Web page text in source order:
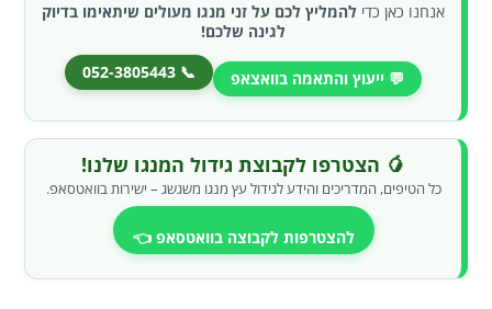
אנחנו כאן כדי להמליץ לכם על זני מנגו מעולים שיתאימו בדיוק
לגינה שלכם!
💬 ייעוץ והתאמה בוואצאפ 📞 052-3805443
🥭 הצטרפו לקבוצת גידול המנגו שלנו!
כל הטיפים, המדריכים והידע לגידול עץ מנגו משגשג – ישירות בוואטסאפ.
להצטרפות לקבוצה בוואטסאפ 👈